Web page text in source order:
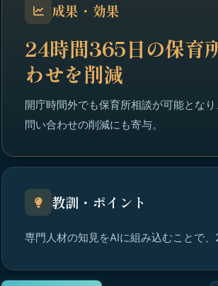
成果・効果
24時間365日の保育
わせを削減
開庁時間外でも保育所相談が可能とな
問い合わせの削減にも寄与。
教訓・ポイント
専門人材の知見をAIに組み込むことで